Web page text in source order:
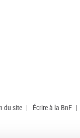
du site | Écrire à la BnF |